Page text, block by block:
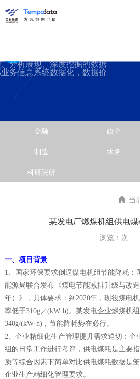
分析展现、深度挖掘的数据
务信息系统数据化，数据价
金融 政企
制造 水务
科研院所
当
某发电厂燃煤机组供电煤
浏览： 次
一、项目背景
1、国家环保要求倒逼煤电机组节能降耗：
能源局联合发布《煤电节能减排升级与改
年）》，具体要求：到2020年，现役煤电
率低于310g／(kW·h)。某发电企业燃煤机
340g/(kW·h)，节能降耗势在必行。
2、企业精细化生产管理提升需求迫切：企
组的日常工作进行考评，供电煤耗是主要
质等综合因素下简单对比供电煤耗数据是
企业生产精细化管理要求。